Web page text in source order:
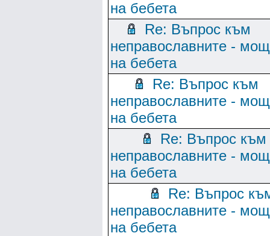
на бебета
Re: Въпрос към
неправославните -
на бебета
Re: Въпрос към
неправославните -
на бебета
Re: Въпрос към
неправославните -
на бебета
Re: Въпрос
неправославните -
на бебета